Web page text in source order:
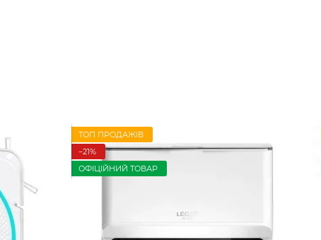
ТОП ПРОДАЖІВ
−21%
ОФІЦІЙНИЙ ТОВАР